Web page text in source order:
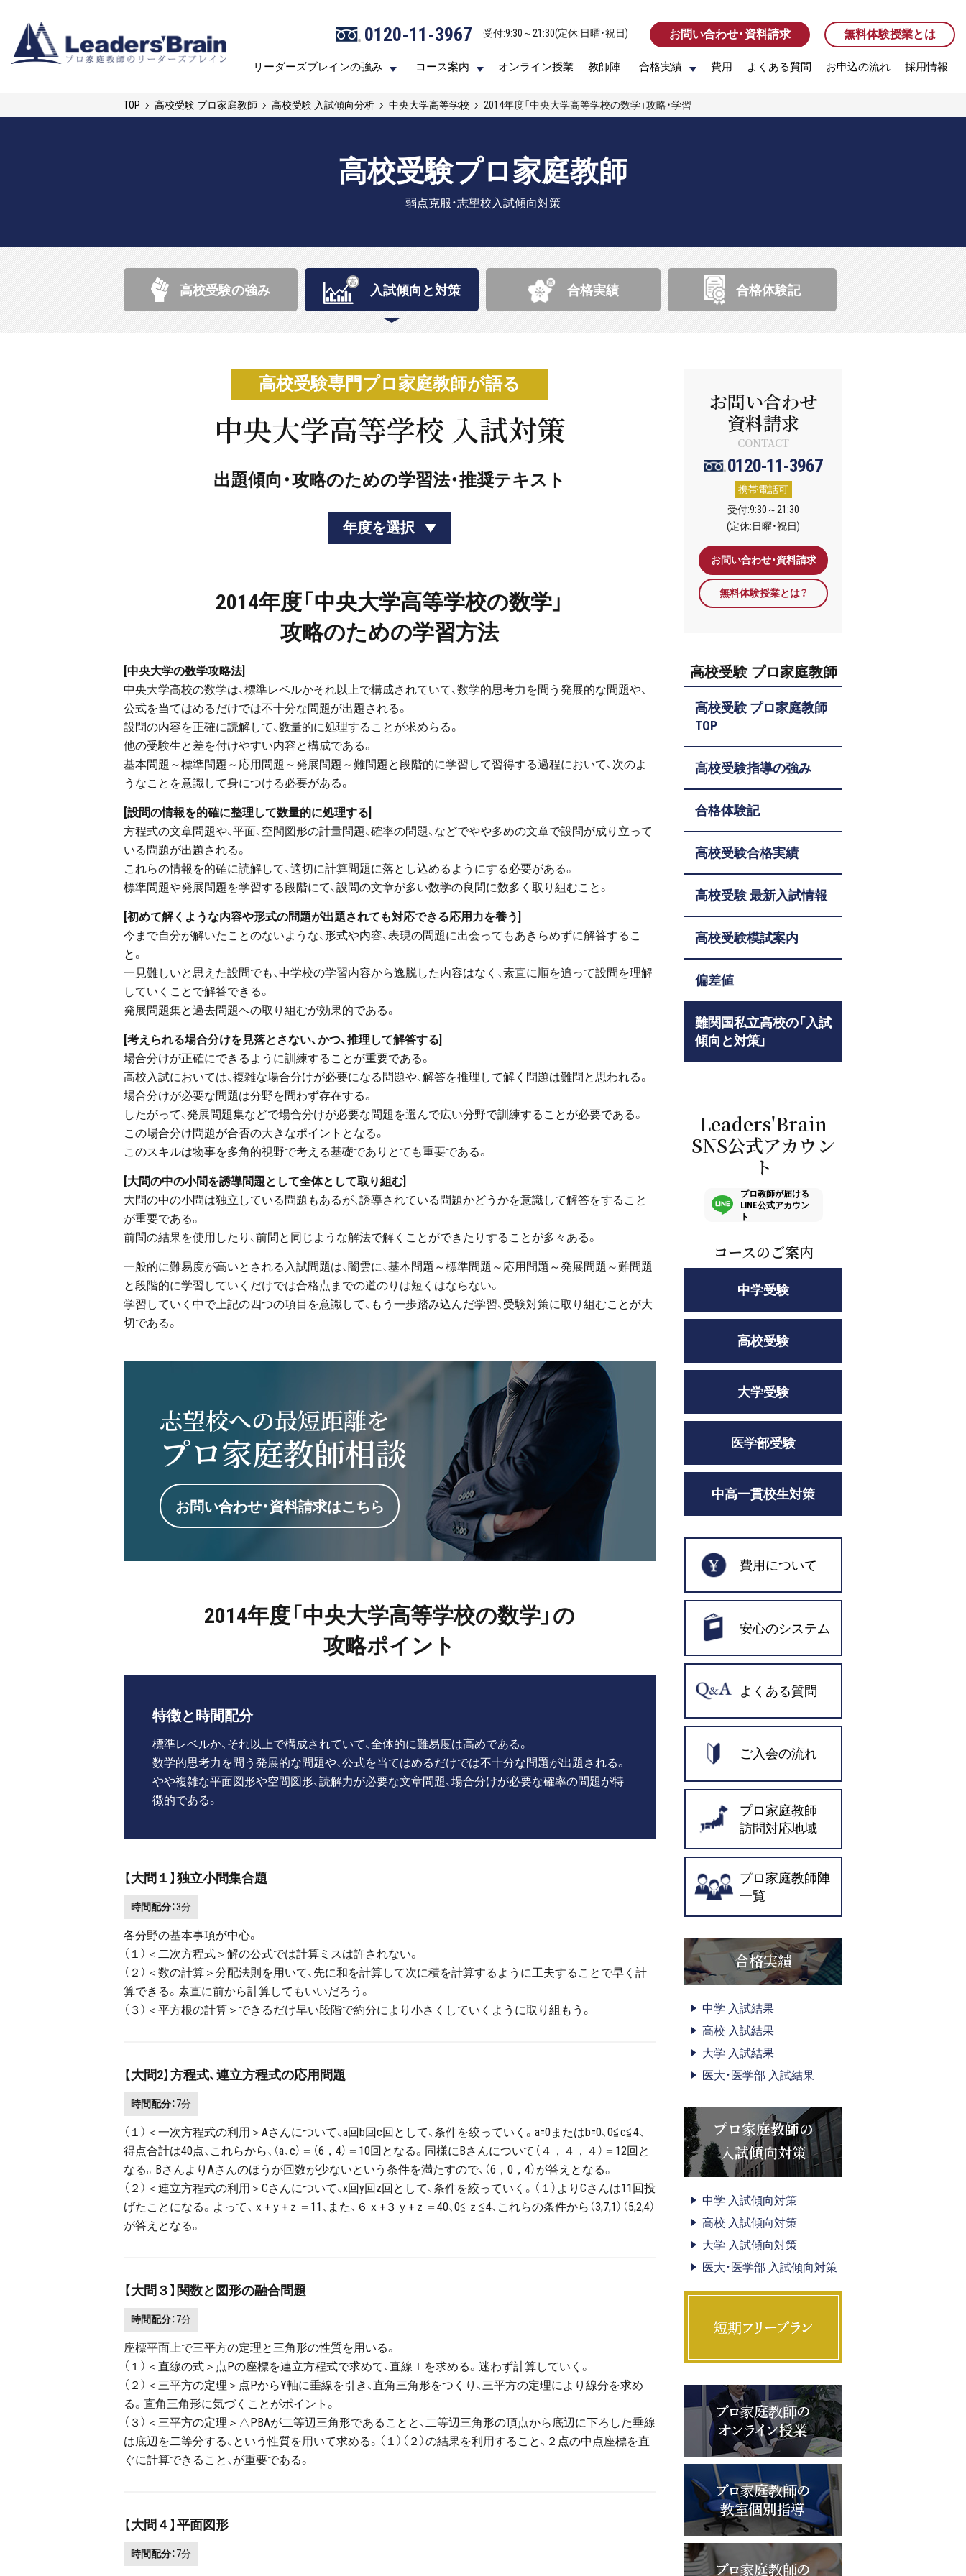
0120-11-3967 受付:9:30～21:30(定休:日曜・祝日) お問い合わせ・資料請求 無料体験授業とは
リーダーズブレインの強み コース案内 オンライン授業 教師陣 合格実績 費用 よくある質問 お申込の流れ 採用情報
0120-11-3967 受付:9:30～21:30(定休:日曜・祝日) お問い合わせ・資料請求 無料体験授業とは
リーダーズブレインの強み コース案内 オンライン授業 教師陣 合格実績 費用 よくある質問 お申込の流れ 採用情報
TOP 高校受験 プロ家庭教師 高校受験 入試傾向分析 中央大学高等学校 2014年度「中央大学高等学校の数学」攻略・学習
高校受験プロ家庭教師
弱点克服・志望校入試傾向対策
高校受験の強み 入試傾向と対策 合格実績 合格体験記
高校受験専門プロ家庭教師が語る
中央大学高等学校 入試対策
出題傾向・攻略のための学習法・推奨テキスト
年度を選択
2014年度「中央大学高等学校の数学」
攻略のための学習方法
[中央大学の数学攻略法]
中央大学高校の数学は、標準レベルかそれ以上で構成されていて、数学的思考力を問う発展的な問題や、
公式を当てはめるだけでは不十分な問題が出題される。
設問の内容を正確に読解して、数量的に処理することが求めらる。
他の受験生と差を付けやすい内容と構成である。
基本問題～標準問題～応用問題～発展問題～難問題と段階的に学習して習得する過程において、次のよ
うなことを意識して身につける必要がある。
[設問の情報を的確に整理して数量的に処理する]
方程式の文章問題や、平面、空間図形の計量問題、確率の問題、などでやや多めの文章で設問が成り立って
いる問題が出題される。
これらの情報を的確に読解して、適切に計算問題に落とし込めるようにする必要がある。
標準問題や発展問題を学習する段階にて、設問の文章が多い数学の良問に数多く取り組むこと。
[初めて解くような内容や形式の問題が出題されても対応できる応用力を養う]
今まで自分が解いたことのないような、形式や内容、表現の問題に出会ってもあきらめずに解答するこ
と。
一見難しいと思えた設問でも、中学校の学習内容から逸脱した内容はなく、素直に順を追って設問を理解
していくことで解答できる。
発展問題集と過去問題への取り組むが効果的である。
[考えられる場合分けを見落とさない、かつ、推理して解答する]
場合分けが正確にできるように訓練することが重要である。
高校入試においては、複雑な場合分けが必要になる問題や、解答を推理して解く問題は難問と思われる。
場合分けが必要な問題は分野を問わず存在する。
したがって、発展問題集などで場合分けが必要な問題を選んで広い分野で訓練することが必要である。
この場合分け問題が合否の大きなポイントとなる。
このスキルは物事を多角的視野で考える基礎でありとても重要である。
[大問の中の小問を誘導問題として全体として取り組む]
大問の中の小問は独立している問題もあるが、誘導されている問題かどうかを意識して解答をすること
が重要である。
前問の結果を使用したり、前問と同じような解法で解くことができたりすることが多々ある。
一般的に難易度が高いとされる入試問題は、闇雲に、基本問題～標準問題～応用問題～発展問題～難問題
と段階的に学習していくだけでは合格点までの道のりは短くはならない。
学習していく中で上記の四つの項目を意識して、もう一歩踏み込んだ学習、受験対策に取り組むことが大
切である。
志望校への最短距離を
プロ家庭教師相談
お問い合わせ・資料請求はこちら
2014年度「中央大学高等学校の数学」の
攻略ポイント
特徴と時間配分
標準レベルか、それ以上で構成されていて、全体的に難易度は高めである。
数学的思考力を問う発展的な問題や、公式を当てはめるだけでは不十分な問題が出題される。
やや複雑な平面図形や空間図形、読解力が必要な文章問題、場合分けが必要な確率の問題が特
徴的である。
【大問１】独立小問集合題
時間配分：3分
各分野の基本事項が中心。
（１）＜二次方程式＞解の公式では計算ミスは許されない。
（２）＜数の計算＞分配法則を用いて、先に和を計算して次に積を計算するように工夫することで早く計
算できる。素直に前から計算してもいいだろう。
（３）＜平方根の計算＞できるだけ早い段階で約分により小さくしていくように取り組もう。
【大問2】方程式、連立方程式の応用問題
時間配分：7分
（１）＜一次方程式の利用＞Aさんについて、a回b回c回として、条件を絞っていく。a=0またはb=0、0≦c≦4、
得点合計は40点、これらから、（a、c）＝（6，4）＝10回となる。同様にBさんについて（４，４，４）＝12回と
なる。BさんよりAさんのほうが回数が少ないという条件を満たすので、（6，0，4）が答えとなる。
（２）＜連立方程式の利用＞Cさんについて、x回y回z回として、条件を絞っていく。（１）よりCさんは11回投
げたことになる。よって、ｘ+ｙ+ｚ＝11、また、６ｘ+３ｙ+ｚ＝40、0≦ｚ≦4、これらの条件から（3,7,1）（5,2,4）
が答えとなる。
【大問３】関数と図形の融合問題
時間配分：7分
座標平面上で三平方の定理と三角形の性質を用いる。
（１）＜直線の式＞点Pの座標を連立方程式で求めて、直線ｌを求める。迷わず計算していく。
（２）＜三平方の定理＞点PからY軸に垂線を引き、直角三角形をつくり、三平方の定理により線分を求め
る。直角三角形に気づくことがポイント。
（３）＜三平方の定理＞△PBAが二等辺三角形であることと、二等辺三角形の頂点から底辺に下ろした垂線
は底辺を二等分する、という性質を用いて求める。（１）（２）の結果を利用すること、２点の中点座標を直
ぐに計算できること、が重要である。
【大問４】平面図形
時間配分：7分
お問い合わせ
資料請求
CONTACT
0120-11-3967
携帯電話可
受付:9:30～21:30
(定休:日曜・祝日)
お問い合わせ・資料請求
無料体験授業とは？
高校受験 プロ家庭教師
高校受験 プロ家庭教師
TOP
高校受験指導の強み
合格体験記
高校受験合格実績
高校受験 最新入試情報
高校受験模試案内
偏差値
難関国私立高校の「入試
傾向と対策」
Leaders'Brain
SNS公式アカウン
ト
プロ教師が届ける
LINE公式アカウン
ト
コースのご案内
中学受験
高校受験
大学受験
医学部受験
中高一貫校生対策
費用について
安心のシステム
よくある質問
ご入会の流れ
プロ家庭教師
訪問対応地域
プロ家庭教師陣
一覧
合格実績
中学 入試結果
高校 入試結果
大学 入試結果
医大・医学部 入試結果
プロ家庭教師の
入試傾向対策
中学 入試傾向対策
高校 入試傾向対策
大学 入試傾向対策
医大・医学部 入試傾向対策